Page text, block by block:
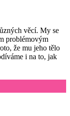
věcí. My se
problémovým
že mu jeho tělo
i na to, jak